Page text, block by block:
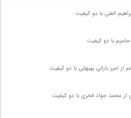
الفتی با دو کیفیت
با دو کیفیت
از امیر بارانی بهبهانی با دو کیفیت
از محمد جواد فخری با دو کیفیت